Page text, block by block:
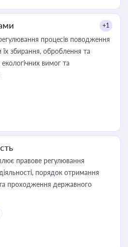
+1
процесів поводження
збирання, оброблення та
вимог та
правове регулювання
порядок отримання
проходження державного